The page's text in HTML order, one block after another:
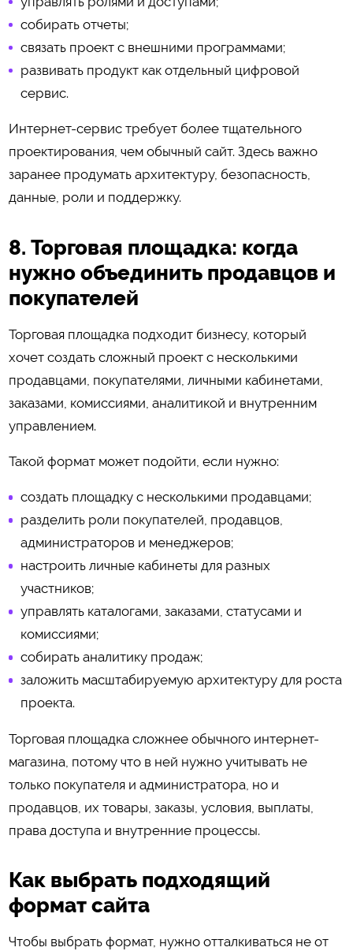
собирать отчеты;
связать проект с внешними программами;
развивать продукт как отдельный цифровой
сервис.
Интернет-сервис требует более тщательного
проектирования, чем обычный сайт. Здесь важно
заранее продумать архитектуру, безопасность,
данные, роли и поддержку.
8. Торговая площадка: когда
нужно объединить продавцов и
покупателей
Торговая площадка подходит бизнесу, который
хочет создать сложный проект с несколькими
продавцами, покупателями, личными кабинетами,
заказами, комиссиями, аналитикой и внутренним
управлением.
Такой формат может подойти, если нужно:
создать площадку с несколькими продавцами;
разделить роли покупателей, продавцов,
администраторов и менеджеров;
настроить личные кабинеты для разных
участников;
управлять каталогами, заказами, статусами и
комиссиями;
собирать аналитику продаж;
заложить масштабируемую архитектуру для роста
проекта.
Торговая площадка сложнее обычного интернет-
магазина, потому что в ней нужно учитывать не
только покупателя и администратора, но и
продавцов, их товары, заказы, условия, выплаты,
права доступа и внутренние процессы.
Как выбрать подходящий
формат сайта
Чтобы выбрать формат, нужно отталкиваться не от